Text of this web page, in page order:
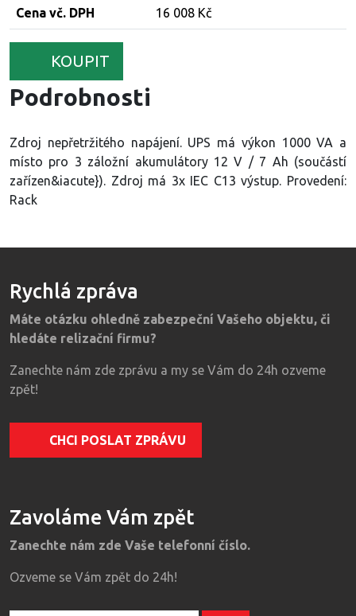
Cena vč. DPH 16 008 Kč
KOUPIT
Podrobnosti
Zdroj nepřetržitého napájení. UPS má výkon 1000 VA a
místo pro 3 záložní akumulátory 12 V / 7 Ah (součástí
zařízen&iacute}). Zdroj má 3x IEC C13výstup. Provedení:
Rack
Rychlá zpráva
Máte otázku ohledně zabezpeční Vašeho objektu, či
hledáte relizační firmu?
Zanechte nám zde zprávu a my se Vám do 24h ozveme
zpět!
CHCI POSLAT ZPRÁVU
Zavoláme Vám zpět
Zanechte nám zde Vaše telefonní číslo.
Ozveme se Vám zpět do 24h!